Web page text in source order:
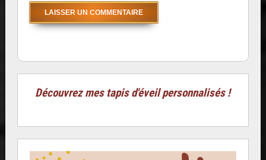
Découvrez mes tapis d'éveil personnalisés !